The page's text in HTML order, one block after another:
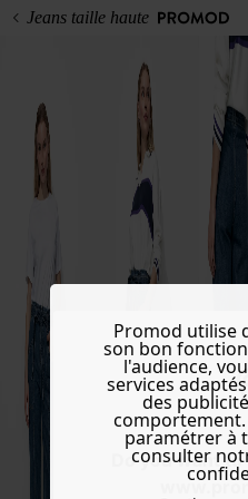
Do you want
Jeans taille haute
Promod utilise
son bon
l'audience,
services
des
comportement.
paramétrer à
consulter